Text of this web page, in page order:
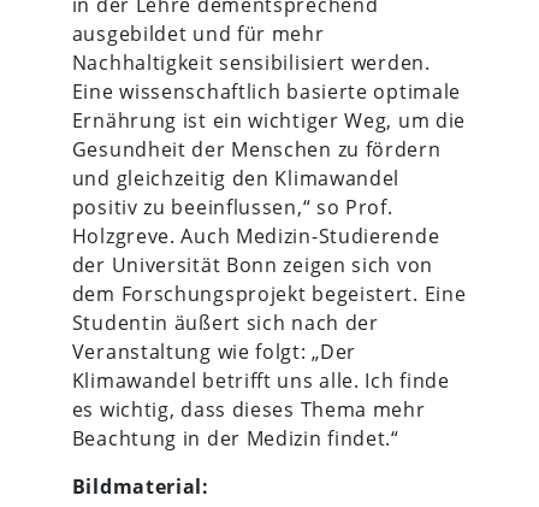
ausgebildet und für mehr
Nachhaltigkeit sensibilisiert werden.
Eine wissenschaftlich basierte optimale
Ernährung ist ein wichtiger Weg, um die
Gesundheit der Menschen zu fördern
und gleichzeitig den Klimawandel
positiv zu beeinflussen,“ so Prof.
Holzgreve. Auch Medizin-Studierende
der Universität Bonn zeigen sich von
dem Forschungsprojekt begeistert. Eine
Studentin äußert sich nach der
Veranstaltung wie folgt: „Der
Klimawandel betrifft uns alle. Ich finde
es wichtig, dass dieses Thema mehr
Beachtung in der Medizin findet.“
Bildmaterial: